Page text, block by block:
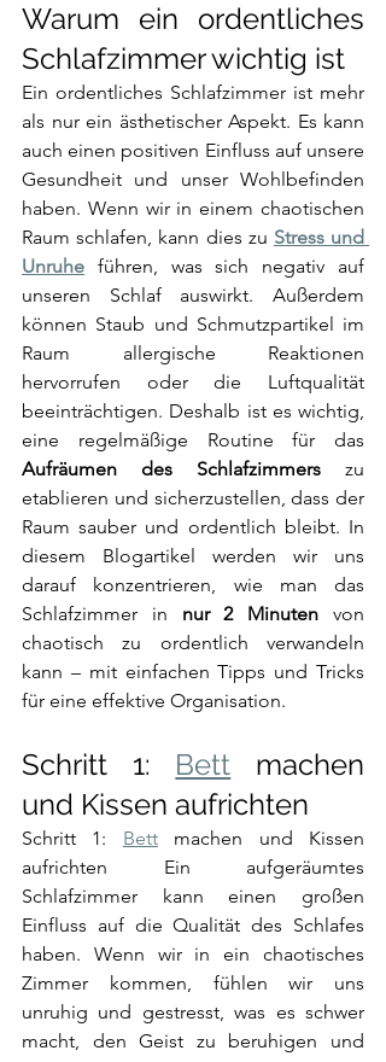
Warum ein ordentliches
Schlafzimmer wichtig ist
Ein ordentliches Schlafzimmer ist mehr
als nur ein ästhetischer Aspekt. Es kann
auch einen positiven Einfluss auf unsere
Gesundheit und unser Wohlbefinden
haben. Wenn wir in einem chaotischen
Raum schlafen, kann dies zu Stress und
Unruhe führen, was sich negativ auf
unseren Schlaf auswirkt. Außerdem
können Staub und Schmutzpartikel im
Raum allergische Reaktionen
hervorrufen oder die Luftqualität
beeinträchtigen. Deshalb ist es wichtig,
Aufräumen des Schlafzimmers zu
etablieren und sicherzustellen, dass der
Raum sauber und ordentlich bleibt. In
diesem Blogartikel werden wir uns
darauf konzentrieren, wie man das
Schlafzimmer in nur 2 Minuten von
chaotisch zu ordentlich verwandeln
kann – mit einfachen Tipps und Tricks
für eine effektive Organisation.
Schritt 1: Bett machen
und Kissen aufrichten
Schritt 1: Bett machen und Kissen
aufrichten Ein aufgeräumtes
Schlafzimmer kann einen großen
Einfluss auf die Qualität des Schlafes
haben. Wenn wir in ein chaotisches
Zimmer kommen, fühlen wir uns
unruhig und gestresst, was es schwer
macht, den Geist zu beruhigen und